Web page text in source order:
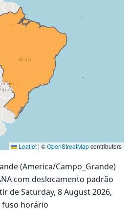
Leaflet | ©OpenStreetMapcontributors
(America/Campo_Grande)
com deslocamento padrão
de Saturday, 8 August 2026,
fuso horário